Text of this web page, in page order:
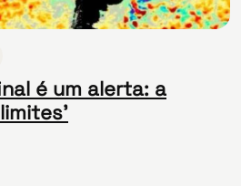
é um alerta: a